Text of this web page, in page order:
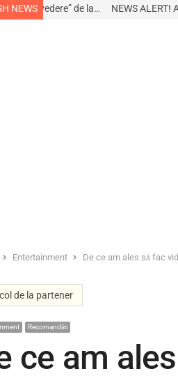
NEWS
NEWS ALERT! A murit afaceristul
Entertainment De ce am ales să fac
de la partener
Recomandări
ce am